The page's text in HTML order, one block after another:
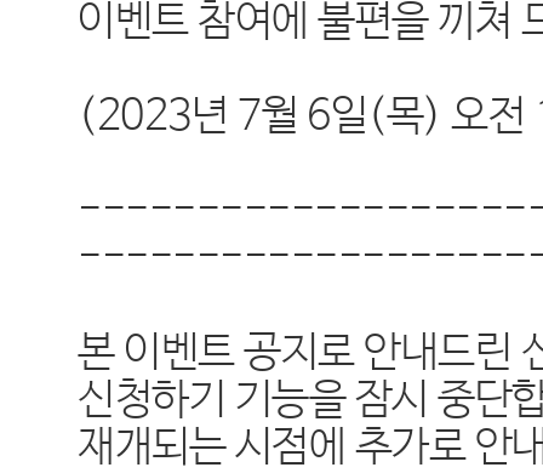
이벤트 참여에 불편을 끼쳐
(2023년 7월 6일(목) 오전
본 이벤트 공지로 안내드린
신청하기 기능을 잠시 중단
재개되는 시점에 추가로 안